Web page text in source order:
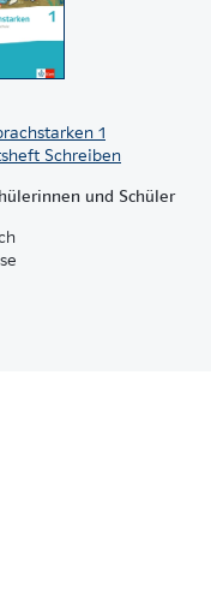
1
Schreiben
und Schüler